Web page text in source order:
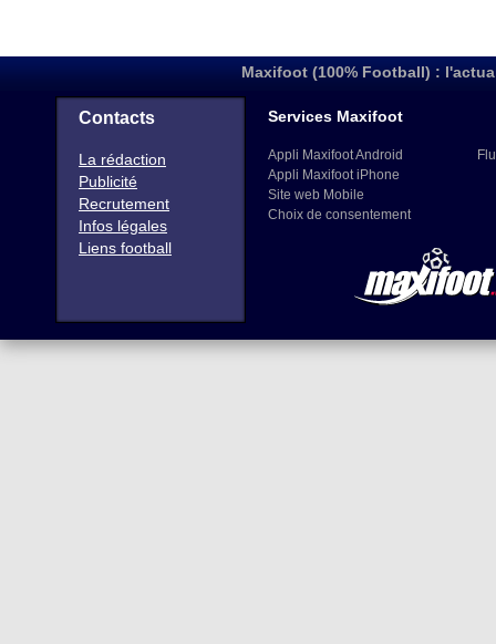
Maxifoot (100% Football) :
Contacts
La rédaction
Publicité
Recrutement
Infos légales
Liens football
Services Maxifoot
Appli Maxifoot Android
Appli Maxifoot iPhone
Site web Mobile
Choix de consentement